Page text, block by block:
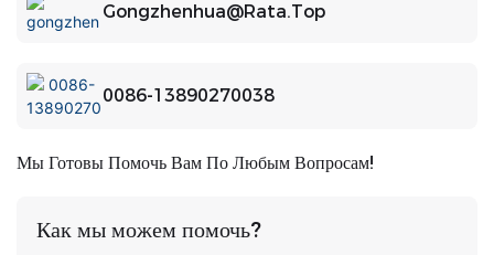
Gongzhenhua@rata.top
0086-13890270038
Мы Готовы Помочь Вам По Любым Вопросам!
Как мы можем помочь?